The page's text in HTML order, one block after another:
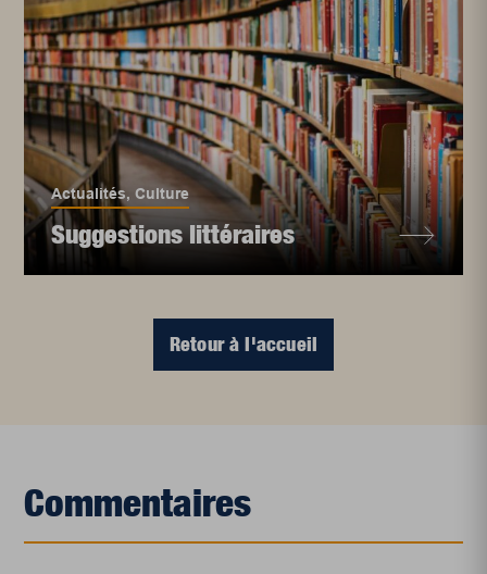
Actualités,Culture
Suggestions littéraires
Retour à l'accueil
Commentaires